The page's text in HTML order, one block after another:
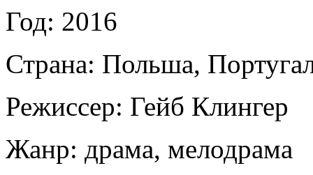
Год: 2016
Страна: Польша,
Режиссер: Гейб Клингер
Жанр: драма, мелодрама